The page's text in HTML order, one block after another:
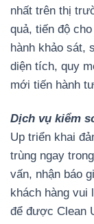
nhất trên thị
quả, tiến độ
hành khảo sát,
diện tích, quy
mới tiến hành
Dịch vụ kiểm
Up triển khai
trùng ngay
vấn, nhận báo
khách hàng vui
để được Clean